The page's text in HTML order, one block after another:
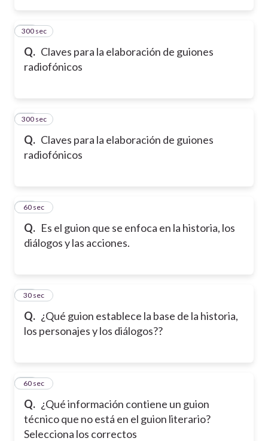
Q. Claves para la elaboración de guiones
radiofónicos
19
300 sec
Q. Claves para la elaboración de guiones
radiofónicos
20
300 sec
Q. Es el guion que se enfoca en la historia, los
diálogos y las acciones.
21
60 sec
Q. ¿Qué guion establece la base de la historia,
los personajes y los diálogos??
22
30 sec
Q. ¿Qué información contiene un guion
técnico que no está en el guion literario?
Selecciona los correctos
23
60 sec